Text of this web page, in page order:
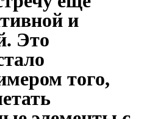
и
Это
того,